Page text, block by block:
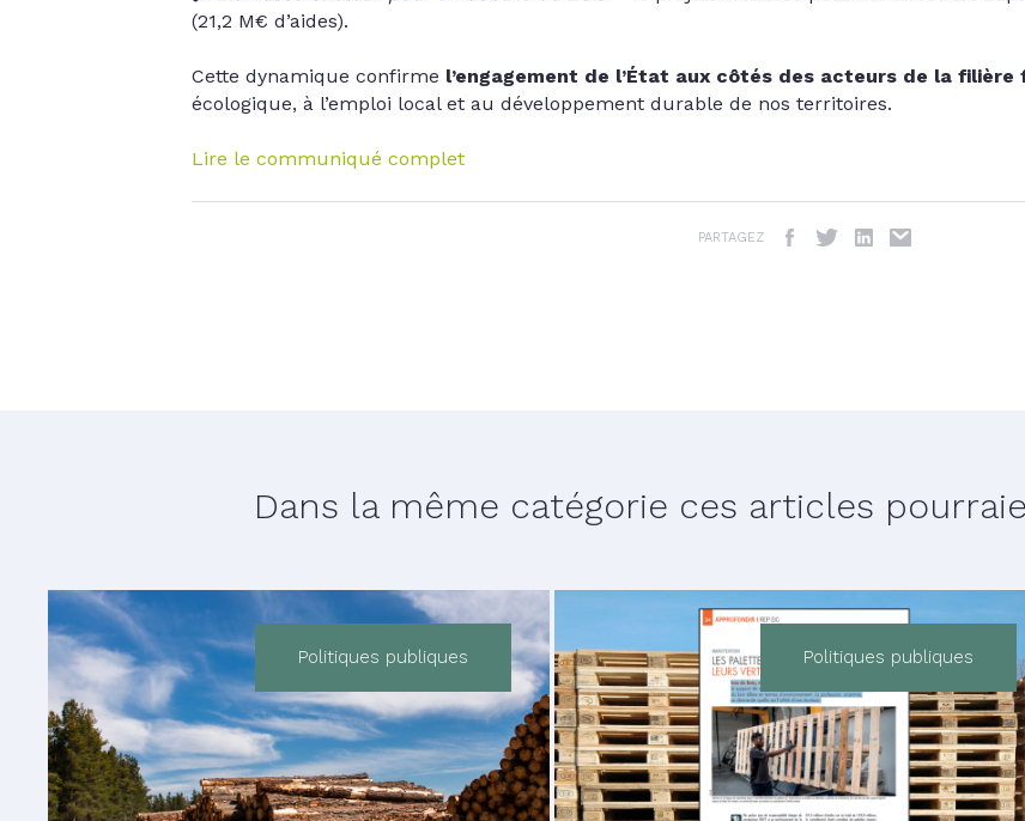
(21,2 M€ d’aides).
Cette dynamique confirme l’engagement de l’État aux côtés des acteurs de la
écologique, à l’emploi local et au développement durable de nos territoires.
Lire le communiqué complet
PARTAGEZ
Dans la même catégorie ces articles
Politiques publiques Politiques publiques